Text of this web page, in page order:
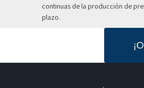
continuas de la producción de
plazo.